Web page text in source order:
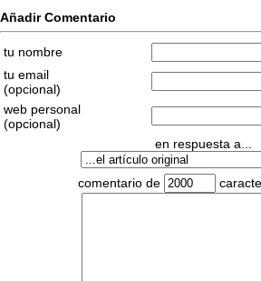
Añadir Comentario
tu nombre
tu email
(opcional)
web personal
(opcional)
en respuesta a...
comentario de